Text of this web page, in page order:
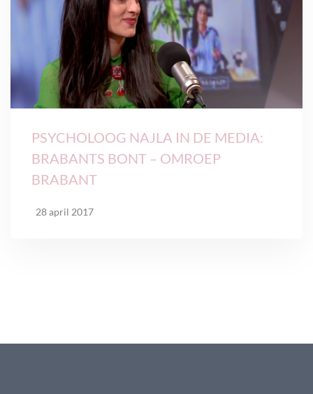
PSYCHOLOOG NAJLA IN DE MEDIA:
BRABANTS BONT – OMROEP
BRABANT
28 april 2017